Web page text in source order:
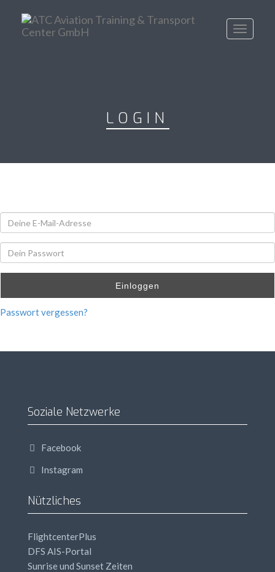
Toggle
LOGIN
Einloggen
Passwort vergessen?
Soziale Netzwerke
Facebook
Instagram
Nützliches
FlightcenterPlus
DFS AIS-Portal
Sunrise und Sunset Zeiten